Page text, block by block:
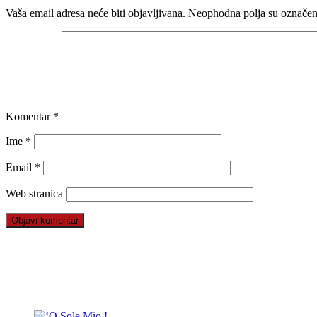
Vaša email adresa neće biti objavljivana. Neophodna polja su
Komentar *
Ime *
Email *
Web stranica